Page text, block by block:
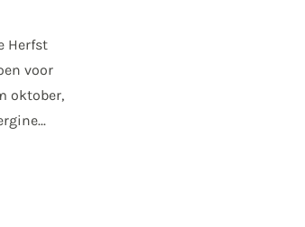
Herfst
voor
oktober,